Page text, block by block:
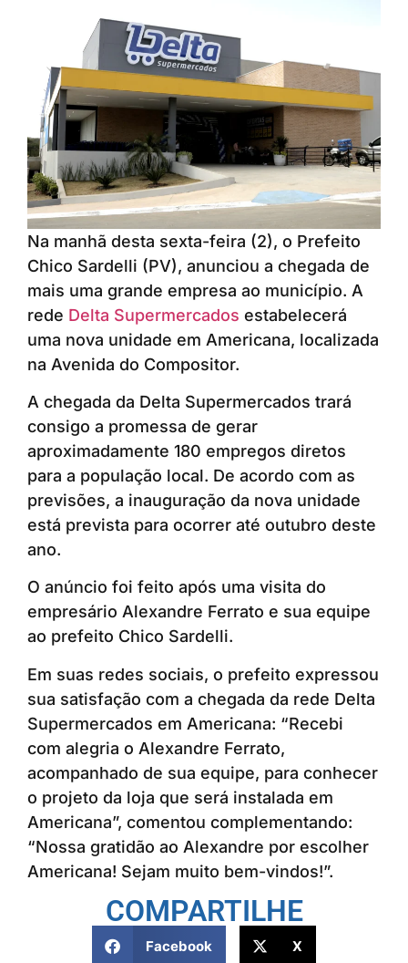
Na manhã desta sexta-feira (2), o Prefeito
Chico Sardelli (PV), anunciou a chegada de
mais uma grande empresa ao município. A
rede Delta Supermercados estabelecerá
uma nova unidade em Americana, localizada
na Avenida do Compositor.
A chegada da Delta Supermercados trará
consigo a promessa de gerar
aproximadamente 180 empregos diretos
para a população local. De acordo com as
previsões, a inauguração da nova unidade
está prevista para ocorrer até outubro deste
ano.
O anúncio foi feito após uma visita do
empresário Alexandre Ferrato e sua equipe
ao prefeito Chico Sardelli.
Em suas redes sociais, o prefeito expressou
sua satisfação com a chegada da rede Delta
Supermercados em Americana: “Recebi
com alegria o Alexandre Ferrato,
acompanhado de sua equipe, para conhecer
o projeto da loja que será instalada em
Americana”, comentou complementando:
“Nossa gratidão ao Alexandre por escolher
Americana! Sejam muito bem-vindos!”.
COMPARTILHE
Facebook X